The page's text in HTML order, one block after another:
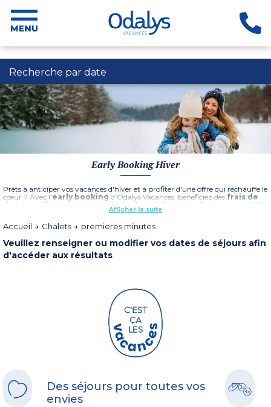
Recherche par date
Early Booking Hiver
Prêts à anticiper vos vacances d'hiver et à profiter d'une offre qui réchauffe le
cœur ? Avec l'early booking d'Odalys Vacances, bénéficiez des frais de
dossier offerts
paiement en 3 ou 4 fois sans frais
15%
de réduction sur une sélection de destinations à la mer et à la
vous diriger vers la campagne, pourquoi attendre ? Réservez dès
maintenant, profitez des meilleures destinations, les stocks sont limités et
assurez-vous des vacances d'hiver inoubliables sans stress !
partenaire - non cumulable avec toutes autres promotions. Sur une liste de
destinations et un stock dédié à l'opération.
Afficher la suite
Accueil Chalets premieres minutes
Veuillez renseigner ou modifier vos dates de séjours afin
d'accéder aux résultats
Des séjours pour toutes vos
envies